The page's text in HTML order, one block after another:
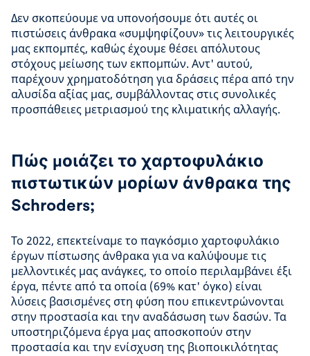
Δεν σκοπεύουμε να υπονοήσουμε ότι αυτές οι
πιστώσεις άνθρακα «συμψηφίζουν» τις λειτουργικές
μας εκπομπές, καθώς έχουμε θέσει απόλυτους
στόχους μείωσης των εκπομπών. Αντ' αυτού,
παρέχουν χρηματοδότηση για δράσεις πέρα από την
αλυσίδα αξίας μας, συμβάλλοντας στις συνολικές
προσπάθειες μετριασμού της κλιματικής αλλαγής.
Πώς μοιάζει το χαρτοφυλάκιο
πιστωτικών μορίων άνθρακα της
Schroders;
Το 2022, επεκτείναμε το παγκόσμιο χαρτοφυλάκιο
έργων πίστωσης άνθρακα για να καλύψουμε τις
μελλοντικές μας ανάγκες, το οποίο περιλαμβάνει έξι
έργα, πέντε από τα οποία (69% κατ' όγκο) είναι
λύσεις βασισμένες στη φύση που επικεντρώνονται
στην προστασία και την αναδάσωση των δασών. Τα
υποστηριζόμενα έργα μας αποσκοπούν στην
προστασία και την ενίσχυση της βιοποικιλότητας